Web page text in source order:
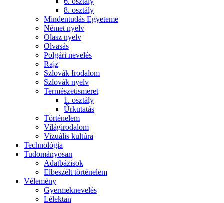
8. osztály
Mindentudás Egyeteme
Német nyelv
Olasz nyelv
Olvasás
Polgári nevelés
Rajz
Szlovák Irodalom
Szlovák nyelv
Természetismeret
1. osztály
Űrkutatás
Történelem
Világirodalom
Vizuális kultúra
Technológia
Tudományosan
Adatbázisok
Elbeszélt történelem
Vélemény
Gyermeknevelés
Lélektan